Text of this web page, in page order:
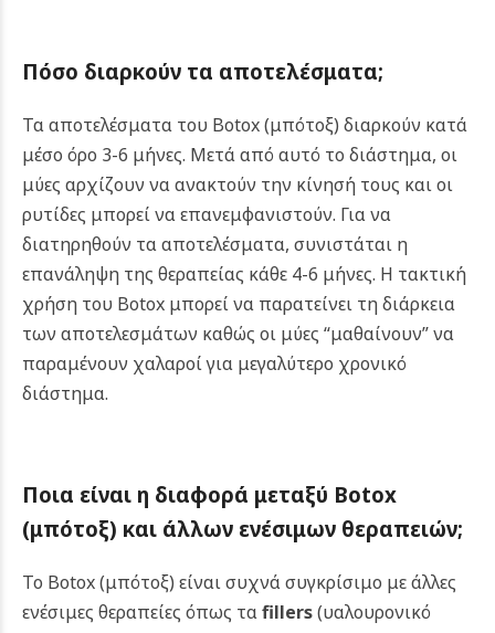
Πόσο διαρκούν τα αποτελέσματα;
Τα αποτελέσματα του Botox (μπότοξ) διαρκούν κατά
μέσο όρο 3-6 μήνες. Μετά από αυτό το διάστημα, οι
μύες αρχίζουν να ανακτούν την κίνησή τους και οι
ρυτίδες μπορεί να επανεμφανιστούν. Για να
διατηρηθούν τα αποτελέσματα, συνιστάται η
επανάληψη της θεραπείας κάθε 4-6 μήνες. Η τακτική
χρήση του Botox μπορεί να παρατείνει τη διάρκεια
των αποτελεσμάτων καθώς οι μύες “μαθαίνουν” να
παραμένουν χαλαροί για μεγαλύτερο χρονικό
διάστημα.
Ποια είναι η διαφορά μεταξύ Botox
(μπότοξ) και άλλων ενέσιμων θεραπειών;
Το Botox (μπότοξ) είναι συχνά συγκρίσιμο με άλλες
ενέσιμες θεραπείες όπως ταfillers(υαλουρονικό